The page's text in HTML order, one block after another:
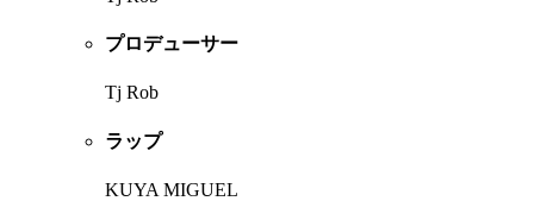
プロデューサー
Tj Rob
ラップ
KUYA MIGUEL